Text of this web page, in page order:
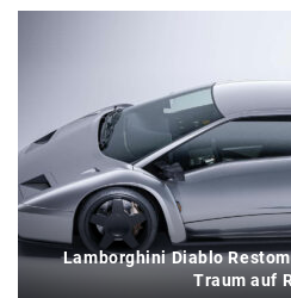
Lamborghini Diablo
Traum auf